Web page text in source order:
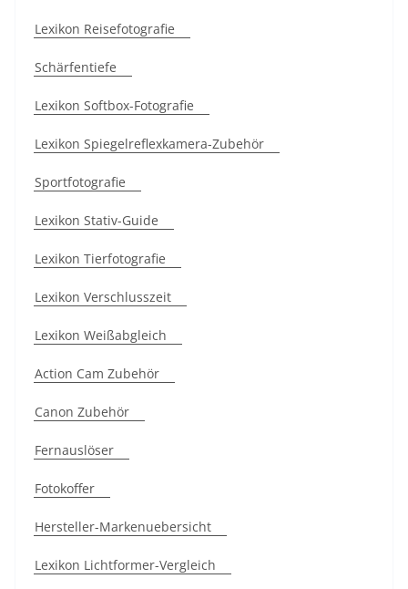
Lexikon Reisefotografie
Schärfentiefe
Lexikon Softbox-Fotografie
Lexikon Spiegelreflexkamera-Zubehör
Sportfotografie
Lexikon Stativ-Guide
Lexikon Tierfotografie
Lexikon Verschlusszeit
Lexikon Weißabgleich
Action Cam Zubehör
Canon Zubehör
Fernauslöser
Fotokoffer
Hersteller-Markenuebersicht
Lexikon Lichtformer-Vergleich